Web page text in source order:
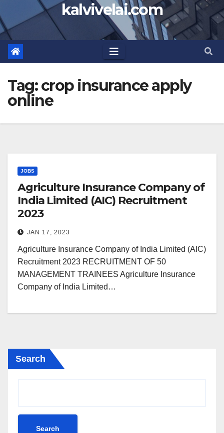
kalvivelai.com
Tag:crop insurance apply
online
JOBS
Agriculture Insurance Company of
India Limited (AIC) Recruitment
2023
JAN 17, 2023
Agriculture Insurance Company of India Limited (AIC)
Recruitment 2023 RECRUITMENT OF 50
MANAGEMENT TRAINEES Agriculture Insurance
Company of India Limited…
Search
Search